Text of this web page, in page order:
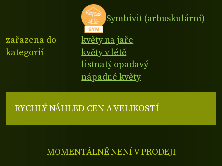
Symbivit (arbuskulární)
zařazena do
kategorií
květy na jaře
květy v létě
listnatý opadavý
nápadné květy
RYCHLÝ NÁHLED CEN A VELIKOSTÍ
MOMENTÁLNĚ NENÍ V PRODEJI